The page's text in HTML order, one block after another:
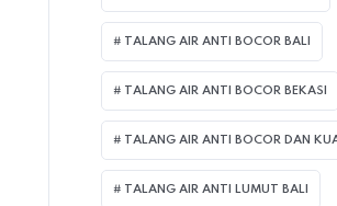
TALANG AIR ANTI BOCOR BALI
TALANG AIR ANTI BOCOR BEKASI
TALANG AIR ANTI BOCOR DAN
TALANG AIR ANTI LUMUT BALI